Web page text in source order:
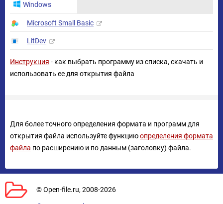
Windows
Microsoft Small Basic
LitDev
Инструкция - как выбрать программу из списка, скачать и
использовать ее для открытия файла
Для более точного определения формата и программ для
открытия файла используйте функциюопределения формата
файла по расширению и по данным (заголовку) файла.
© Open-file.ru, 2008-2026